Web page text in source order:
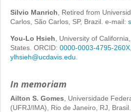
Silvio Manrich , Retired from
Carlos, São Carlos, SP, Brazil. e-mail:
You-Lo Hsieh , University of
States. ORCID: 0000-0003-4795-260X
ylhsieh@ucdavis.edu
In memoriam
Ailton S. Gomes , Universidade
(UFRJ/IMA), Rio de Janeiro, RJ, Brasil.